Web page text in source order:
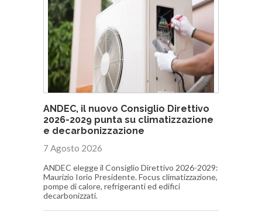
ANDEC, il nuovo Consiglio Direttivo
2026-2029 punta su climatizzazione
e decarbonizzazione
7 Agosto 2026
ANDEC elegge il Consiglio Direttivo 2026-2029:
Maurizio Iorio Presidente. Focus climatizzazione,
pompe di calore, refrigeranti ed edifici
decarbonizzati.